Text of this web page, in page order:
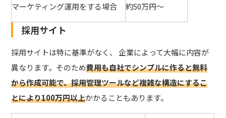
マーケティング運用をする場合 約50万円～
採用サイト
採用サイトは特に基準がなく、 企業によって大幅に内容が
異なります。そのため費用も自社でシンプルに作ると無料
から作成可能で、採用管理ツールなど複雑な構造にするこ
とにより100万円以上かかることもあります。